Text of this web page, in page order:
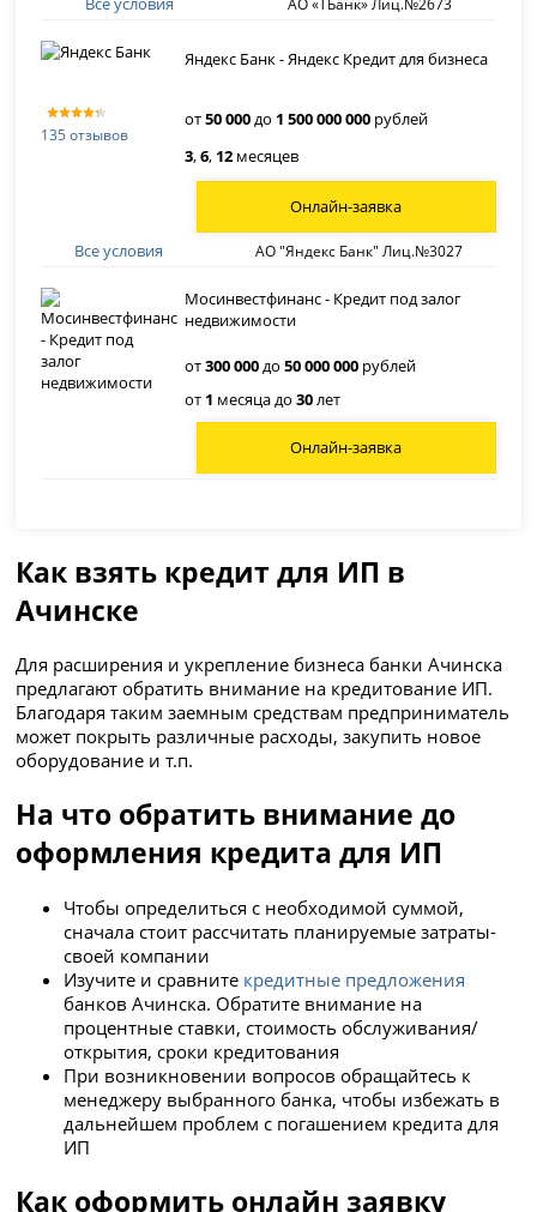
135 отзывов
Яндекс Банк - Яндекс Кредит для бизнеса
от50 000 до 1 500 000 000 рублей
3,6, 12 месяцев
Все условия АО "Яндекс Банк" Лиц.№3027
Онлайн-заявка
Мосинвестфинанс - Кредит под залог
недвижимости
от300 000до50 000 000 рублей
от 1 месяца до30лет
Онлайн-заявка
Как взять кредит для ИП в
Ачинске
Для расширения и укрепление бизнеса банки Ачинска
предлагают обратить внимание на кредитование ИП.
Благодаря таким заемным средствам предприниматель
может покрыть различные расходы, закупить новое
оборудование и т.п.
На что обратить внимание до
оформления кредита для ИП
Чтобы определиться с необходимой суммой,
сначала стоит рассчитать планируемые затраты­
своей компании
Изучите и сравните кредитные предложения
банков Ачинска. Обратите внимание на
процентные ставки, стоимость обслуживания/
открытия, сроки кредитования
При возникновении вопросов обращайтесь к
менеджеру выбранного банка, чтобы избежать в
дальнейшем проблем с погашением кредита для
ИП
Как оформить онлайн заявку